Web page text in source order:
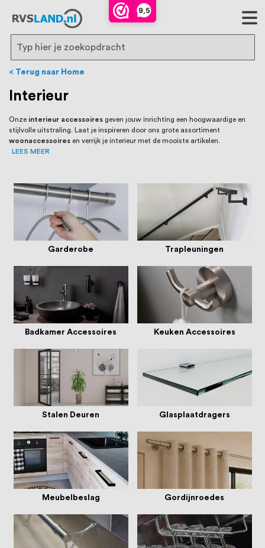
9,5
RVS Land is een écht familiebedrijf met
bijna 20 jaar ervaring in RVS producten
voor binnen- en buitenhuis, waaronder
trapleuningen, deurbeslag,
ventilatieroosters en bouwbeslag. In onze
webshop vind je het grootste assortiment
van Nederland en België, met meer dan
direct uit voorraad leverbaar. Wij hebben
tevens een eigen werkplaats waar we
RVS op maat produceren, geheel volgens
jouw specifieke wensen. Al sinds onze
oprichting staat persoonlijke service bij
ons voorop, want we geloven dat een
goede relatie met onze klanten het
verschil maakt.
Search
Terug naar Home
Interieur
Onze interieur accessoires geven jouw inrichting een hoogwaardige en
stijlvolle uitstraling. Laat je inspireren door ons grote assortiment
woonaccessoires en verrijk je interieur met de mooiste artikelen.
LEES MEER
Garderobe Trapleuningen
Badkamer Accessoires Keuken Accessoires
Stalen Deuren Glasplaatdragers
Meubelbeslag Gordijnroedes